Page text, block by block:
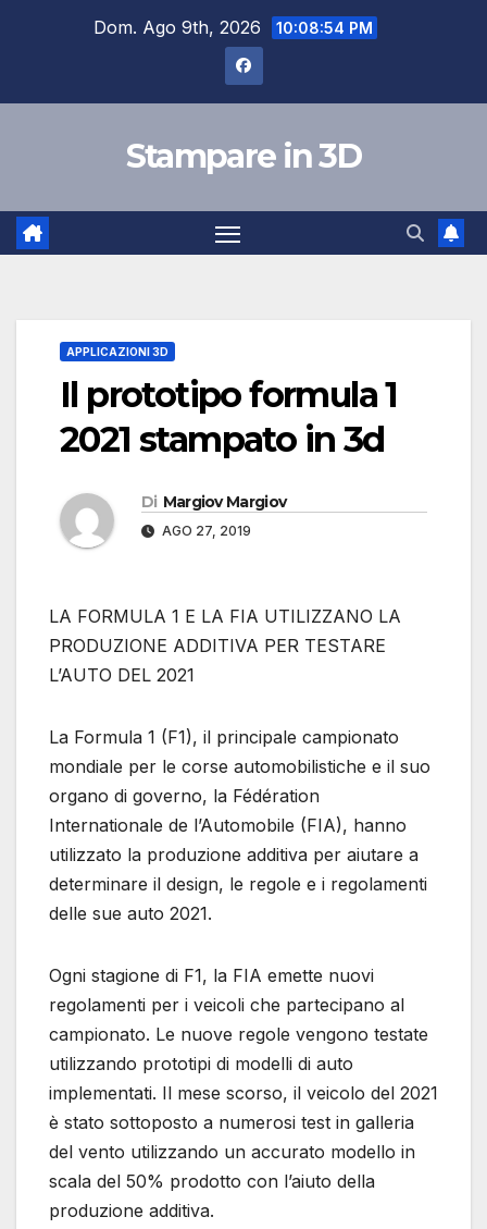
Dom. Ago 9th, 2026 10:08:55 PM
Stampare in 3D
APPLICAZIONI 3D
Il prototipo formula 1
2021 stampato in 3d
Di Margiov Margiov
AGO 27, 2019
LA FORMULA 1 E LA FIA UTILIZZANO LA
PRODUZIONE ADDITIVA PER TESTARE
L’AUTO DEL 2021
La Formula 1 (F1), il principale campionato
mondiale per le corse automobilistiche e il suo
organo di governo, la Fédération
Internationale de l’Automobile (FIA), hanno
utilizzato la produzione additiva per aiutare a
determinare il design, le regole e i regolamenti
delle sue auto 2021.
Ogni stagione di F1, la FIA emette nuovi
regolamenti per i veicoli che partecipano al
campionato. Le nuove regole vengono testate
utilizzando prototipi di modelli di auto
implementati. Il mese scorso, il veicolo del 2021
è stato sottoposto a numerosi test in galleria
del vento utilizzando un accurato modello in
scala del 50% prodotto con l’aiuto della
produzione additiva.